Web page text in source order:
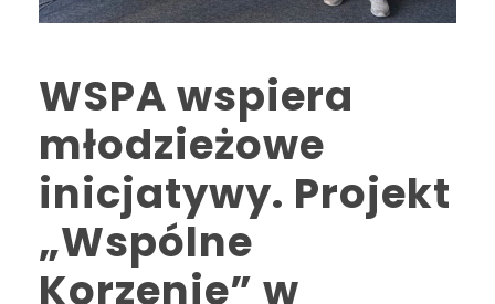
WSPA wspiera
młodzieżowe
inicjatywy. Projekt
„Wspólne
Korzenie” w